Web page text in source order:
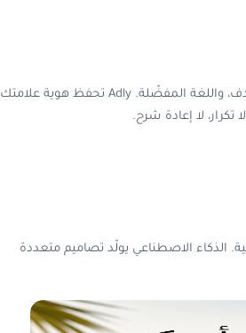
أدخل اسم مشروعك، نوع النشاط، الجمهور المستهدف، واللغة المفضّلة. Adly تحفظ هوية علامتك
تكرار، لا إعادة شرح.
الذكاء الاصطناعي يولّد تصاميم متعددة